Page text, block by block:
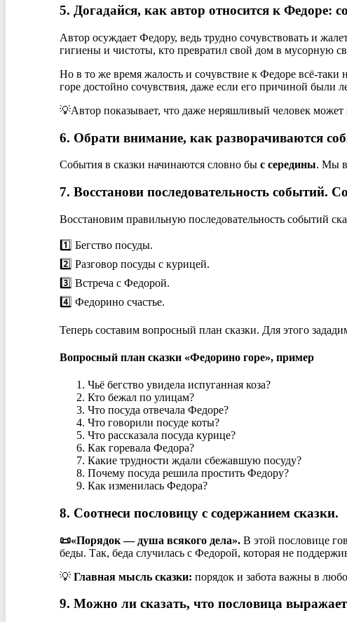
5. Догадайся, как автор относится к Федоре:
Автор осуждает Федору, ведь трудно сочувствовать и
гигиены и чистоты, кто превратил свой дом в мусорную
Но в то же время жалость и сочувствие к Федоре всё-
горе достойно сочувствия, даже если его причиной были
💡Автор показывает, что даже неряшливый человек может
6. Обрати внимание, как разворачиваются
События в сказки начинаются словно бы с середины. Мы
7. Восстанови последовательность событий.
Восстановим правильную последовательность событий
1️⃣ Бегство посуды.
2️⃣ Разговор посуды с курицей.
3️⃣ Встреча с Федорой.
4️⃣ Федорино счастье.
Теперь составим вопросный план сказки. Для этого
Вопросный план сказки «Федорино горе», пример
Чьё бегство увидела испуганная коза?
Кто бежал по улицам?
Что посуда отвечала Федоре?
Что говорили посуде коты?
Что рассказала посуда курице?
Как горевала Федора?
Какие трудности ждали сбежавшую посуду?
Почему посуда решила простить Федору?
Как изменилась Федора?
8. Соотнеси пословицу с содержанием сказки.
📜«Порядок — душа всякого дела». В этой пословице
беды. Так, беда случилась с Федорой, которая не
💡 Главная мысль сказки: порядок и забота важны в
9. Можно ли сказать, что пословица